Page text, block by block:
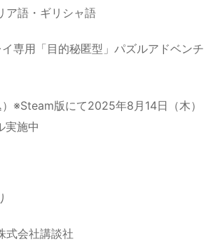
ア語・ギリシャ語
専用「目的秘匿型」パズルアドベンチ
※Steam版にて2025年8月14日（木）
実施中
式会社講談社